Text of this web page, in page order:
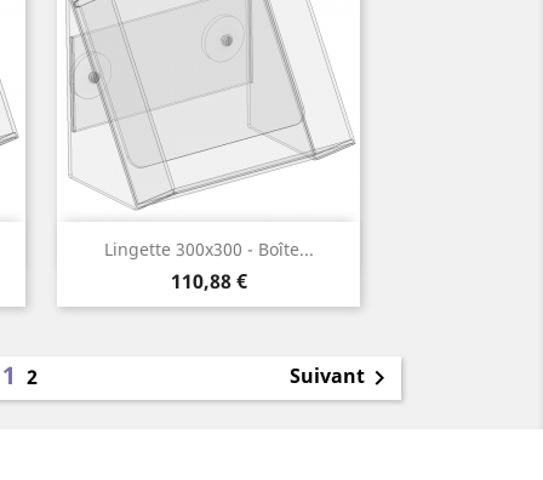
Lingette 300x300 - Boîte...
Prix
110,88 €
Aperçu rapide
12 Suivant